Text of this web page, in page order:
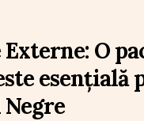
O
esențială